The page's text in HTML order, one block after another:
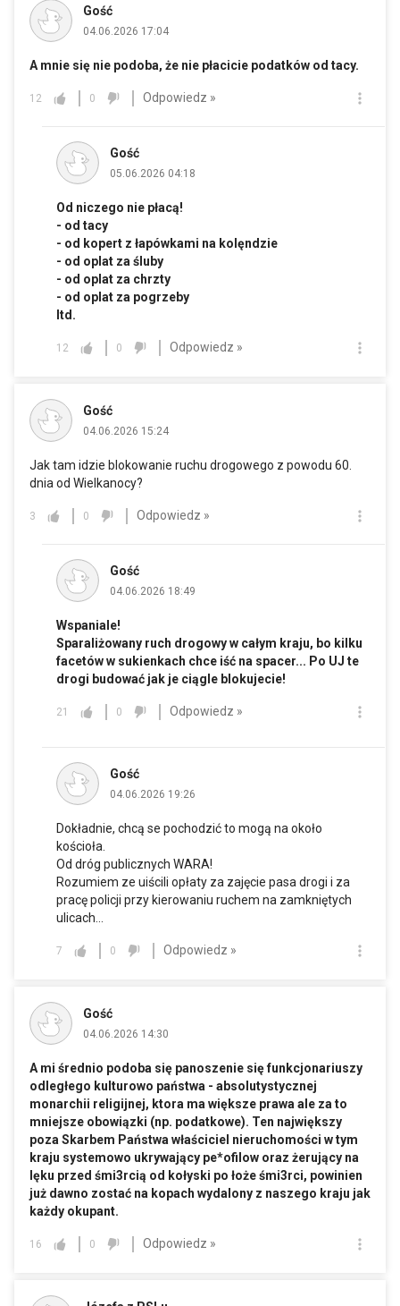
Gość
04.06.2026 17:04
A mnie się nie podoba, że nie płacicie podatków od tacy.
12 0 Odpowiedz »
Gość
05.06.2026 04:18
Od niczego nie płacą!
- od tacy
- od kopert z łapówkami na kolęndzie
- od oplat za śluby
- od oplat za chrzty
- od oplat za pogrzeby
Itd.
12 0 Odpowiedz »
Gość
04.06.2026 15:24
Jak tam idzie blokowanie ruchu drogowego z powodu 60.
dnia od Wielkanocy?
3 0 Odpowiedz »
Gość
04.06.2026 18:49
Wspaniale!
Sparaliżowany ruch drogowy w całym kraju, bo kilku
facetów w sukienkach chce iść na spacer... Po UJ te
drogi budować jak je ciągle blokujecie!
21 0 Odpowiedz »
Gość
04.06.2026 19:26
Dokładnie, chcą se pochodzić to mogą na około
kościoła.
Od dróg publicznych WARA!
Rozumiem ze uiścili opłaty za zajęcie pasa drogi i za
pracę policji przy kierowaniu ruchem na zamkniętych
ulicach...
7 0 Odpowiedz »
Gość
04.06.2026 14:30
A mi średnio podoba się panoszenie się funkcjonariuszy
odległego kulturowo państwa - absolutystycznej
monarchii religijnej, ktora ma większe prawa ale za to
mniejsze obowiązki (np. podatkowe). Ten największy
poza Skarbem Państwa właściciel nieruchomości w tym
kraju systemowo ukrywający pe*ofilow oraz żerujący na
lęku przed śmi3rcią od kołyski po łoże śmi3rci, powinien
już dawno zostać na kopach wydalony z naszego kraju jak
każdy okupant.
16 0 Odpowiedz »